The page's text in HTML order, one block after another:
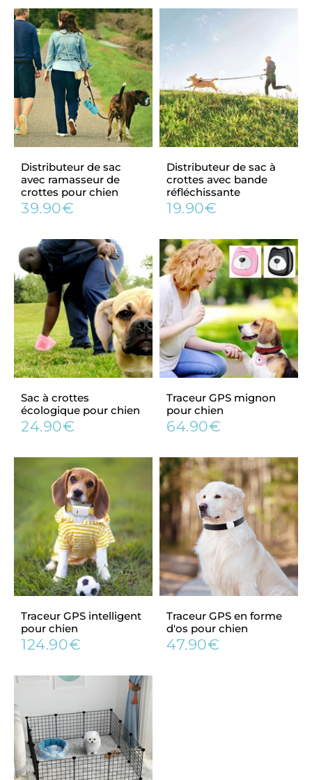
Distributeur de sac
avec ramasseur de
crottes pour chien
Prix
39.90€
Distributeur de sac à
crottes avec bande
réfléchissante
Prix
19.90€
Sac à crottes
écologique pour chien
Prix
24.90€
Traceur GPS mignon
pour chien
Prix
64.90€
Traceur GPS intelligent
pour chien
Prix
124.90€
Traceur GPS en forme
d'os pour chien
Prix
47.90€